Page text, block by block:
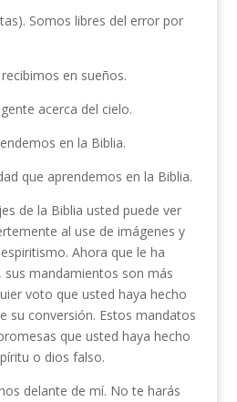
Somos libres del error por
en sueños.
acerca del cielo.
en la Biblia.
que aprende­mos en la Biblia.
de la Biblia usted puede ver
al use de imágenes y
Ahora que le ha
sus mandamientos son más
voto que usted haya hecho
su conversión. Estos mandatos
que usted haya hecho
o dios falso.
delante de mí. No te harás